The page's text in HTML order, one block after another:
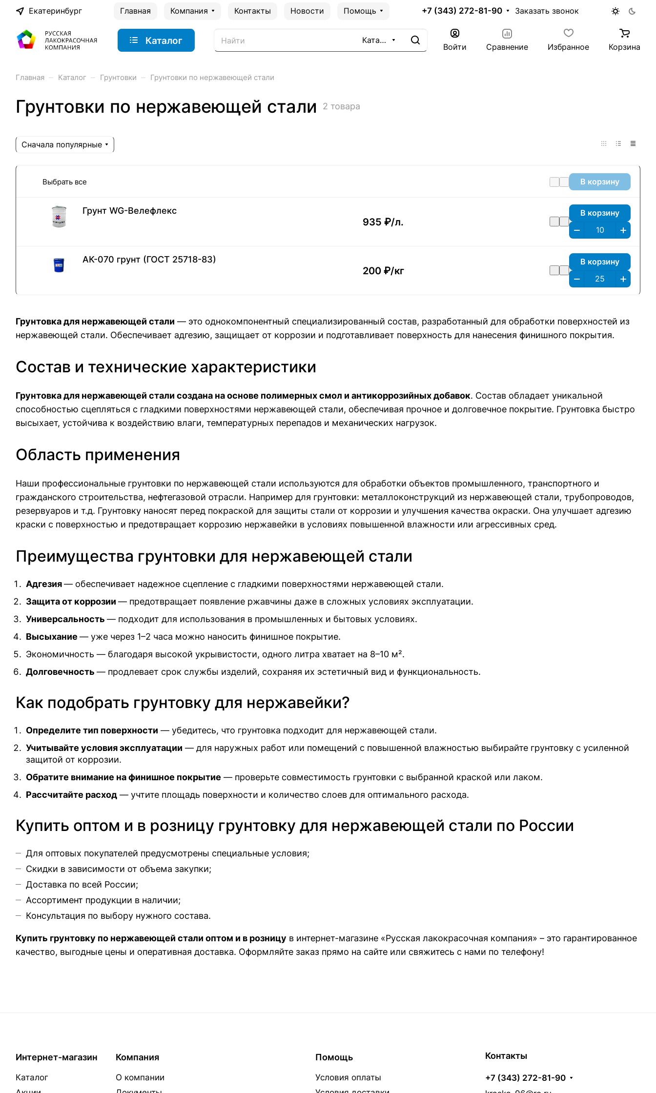
Екатеринбург Главная Компания Контакты Новости Помощь +7 (343) 272-81-90 Заказать звонок
Каталог Каталог
Войти Сравнение Избранное Корзина
Главная – Каталог – Грунтовки – Грунтовки по нержавеющей стали
Грунтовки по нержавеющей стали 2 товара
Сначала популярные
Выбрать все В корзину
Грунт WG-Велефлекс
935 ₽/л.
В корзину
АК-070 грунт (ГОСТ 25718-83)
200 ₽/кг
В корзину
Грунтовка для нержавеющей стали — это однокомпонентный специализированный состав, разработанный для обработки поверхностей из
нержавеющей стали. Обеспечивает адгезию, защищает от коррозии и подготавливает поверхность для нанесения финишного покрытия.
Состав и технические характеристики
Грунтовка для нержавеющей стали создана на основе полимерных смол и антикоррозийных добавок. Состав обладает уникальной
способностью сцепляться с гладкими поверхностями нержавеющей стали, обеспечивая прочное и долговечное покрытие. Грунтовка быстро
высыхает, устойчива к воздействию влаги, температурных перепадов и механических нагрузок.
Область применения
Наши профессиональные грунтовки по нержавеющей стали используются для обработки объектов промышленного, транспортного и
гражданского строительства, нефтегазовой отрасли. Например для грунтовки: металлоконструкций из нержавеющей стали, трубопроводов,
резервуаров и т.д. Грунтовку наносят перед покраской для защиты стали от коррозии и улучшения качества окраски. Она улучшает адгезию
краски с поверхностью и предотвращает коррозию нержавейки в условиях повышенной влажности или агрессивных сред.
Преимущества грунтовки для нержавеющей стали
Адгезия— обеспечивает надежное сцепление с гладкими поверхностями нержавеющей стали.
Защита от коррозии — предотвращает появление ржавчины даже в сложных условиях эксплуатации.
Универсальность — подходит для использования в промышленных и бытовых условиях.
Высыхание — уже через 1–2 часа можно наносить финишное покрытие.
Экономичность — благодаря высокой укрывистости, одного литра хватает на 8–10 м².
Долговечность — продлевает срок службы изделий, сохраняя их эстетичный вид и функциональность.
Как подобрать грунтовку для нержавейки?
Определите тип поверхности — убедитесь, что грунтовка подходит для нержавеющей стали.
Учитывайте условия эксплуатации — для наружных работ или помещений с повышенной влажностью выбирайте грунтовку с усиленной
защитой от коррозии.
Обратите внимание на финишное покрытие — проверьте совместимость грунтовки с выбранной краской или лаком.
Рассчитайте расход — учтите площадь поверхности и количество слоев для оптимального расхода.
Купить оптом и в розницу грунтовку для нержавеющей стали по России
Для оптовых покупателей предусмотрены специальные условия;
Скидки в зависимости от объема закупки;
Доставка по всей России;
Ассортимент продукции в наличии;
Консультация по выбору нужного состава.
Купить грунтовку по нержавеющей стали оптом и в розницу в интернет-магазине «Русская лакокрасочная компания» – это гарантированное
качество, выгодные цены и оперативная доставка. Оформляйте заказ прямо на сайте или свяжитесь с нами по телефону!
Интернет-магазин
Каталог
Компания
О компании
Помощь
Условия оплаты
Контакты
+7 (343) 272-81-90